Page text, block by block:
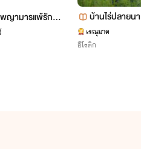
ญามารแพ้รัก
เล็ก)
บ้านไร่ปลายนา
เรณุมาศ
อีโรติก